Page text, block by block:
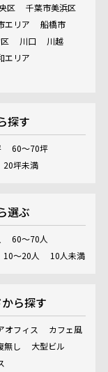
区
千葉市美浜区
エリア
船橋市
川口
川越
エリア
探す
60～70坪
20坪未満
選ぶ
60～70人
10～20人 10人未満
ら探す
オフィス
カフェ風
無し
大型ビル